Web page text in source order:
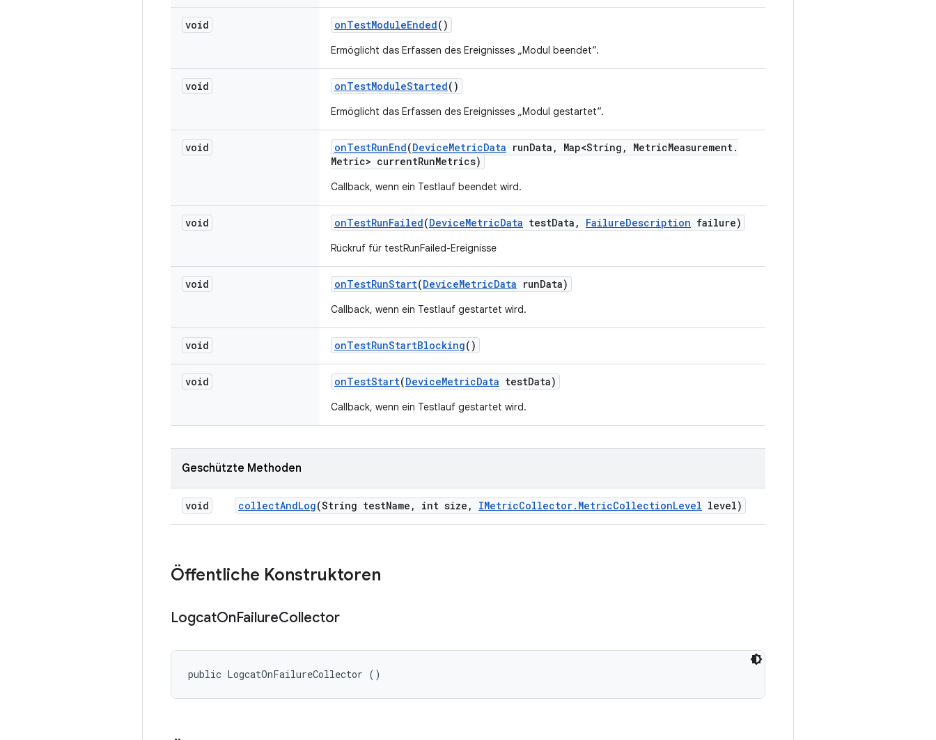
void onTestModuleEnded()
Ermöglicht das Erfassen des Ereignisses „Modul beendet“.
void onTestModuleStarted()
Ermöglicht das Erfassen des Ereignisses „Modul gestartet“.
void onTestRunEnd(DeviceMetricData runData , Map<String , MetricMeasurement.
Metric> currentRunMetrics)
Callback, wenn ein Testlauf beendet wird.
void onTestRunFailed(DeviceMetricData testData , FailureDescription failure)
Rückruf für testRunFailed-Ereignisse
void onTestRunStart(DeviceMetricData runData)
Callback, wenn ein Testlauf gestartet wird.
void onTestRunStartBlocking()
void onTestStart(DeviceMetricData testData)
Callback, wenn ein Testlauf gestartet wird.
Geschützte Methoden
void collectAndLog(String testName , int size , IMetricCollector. MetricCollectionLevel level)
Öffentliche Konstruktoren
LogcatOnFailureCollector
public LogcatOnFailureCollector ()